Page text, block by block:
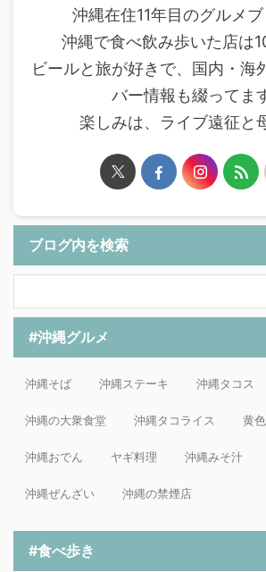
沖縄在住11年目のグルメブ
沖縄で食べ飲み歩いた店は
ビールと旅が好きで、国内・海
バー情報も綴ってま
楽しみは、ライブ遠征と
ブログ内を検索
#沖縄グルメ
沖縄そば 沖縄ステーキ 沖縄タコス
沖縄の大衆食堂 沖縄タコライス 黄
沖縄おでん ヤギ料理 沖縄みそ汁
沖縄ぜんざい 沖縄の禁煙店
#食べ歩き